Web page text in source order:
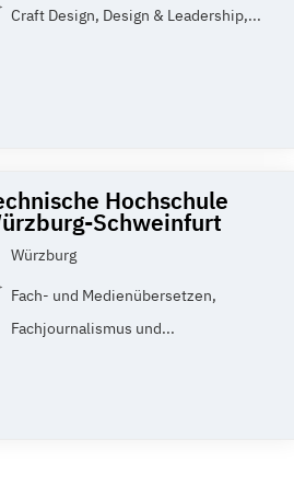
Craft Design, Design & Leadership,...
Hochschule
Schweinfurt
Würzburg
Fach- und Medienübersetzen,
Fachjournalismus und...